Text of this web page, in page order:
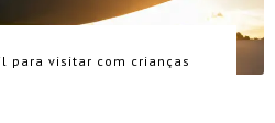
para visitar com crianças